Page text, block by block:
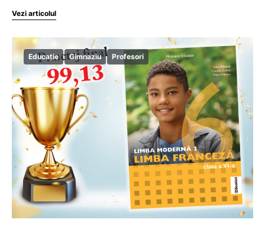
Vezi articolul
Educație Gimnaziu Profesori